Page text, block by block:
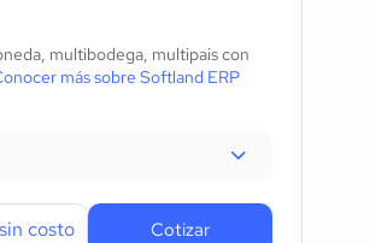
multibodega, multipais con
más sobre Softland ERP
costo Cotizar